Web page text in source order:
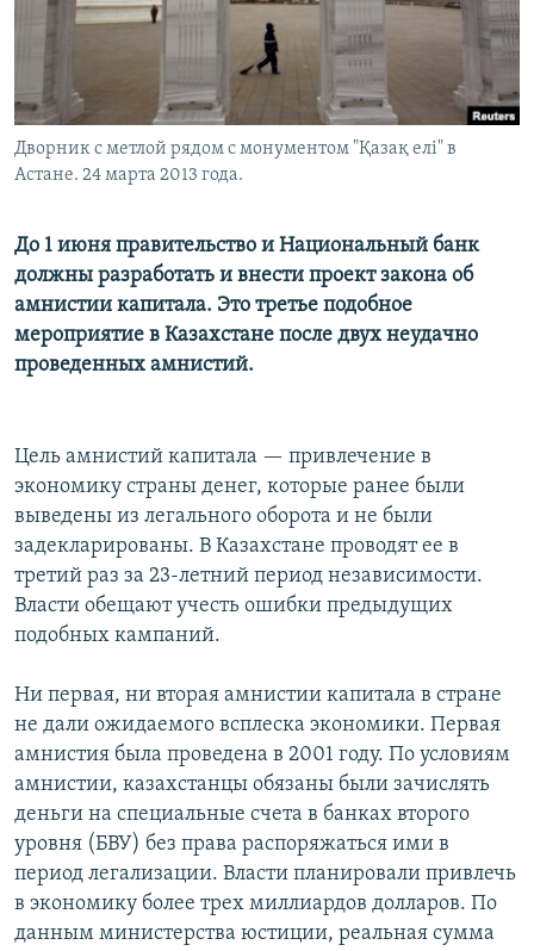
Дворник с метлой рядом с монументом "Қазақ елі" в
Астане. 24 марта 2013 года.
До 1 июня правительство и Национальный банк
должны разработать и внести проект закона об
амнистии капитала. Это третье подобное
мероприятие в Казахстане после двух неудачно
проведенных амнистий.
Цель амнистий капитала — привлечение в
экономику страны денег, которые ранее были
выведены из легального оборота и не были
задекларированы. В Казахстане проводят ее в
третий раз за 23-летний период независимости.
Власти обещают учесть ошибки предыдущих
подобных кампаний.
Ни первая, ни вторая амнистии капитала в стране
не дали ожидаемого всплеска экономики. Первая
амнистия была проведена в 2001 году. По условиям
амнистии, казахстанцы обязаны были зачислять
деньги на специальные счета в банках второго
уровня (БВУ) без права распоряжаться ими в
период легализации. Власти планировали привлечь
в экономику более трех миллиардов долларов. По
данным министерства юстиции, реальная сумма